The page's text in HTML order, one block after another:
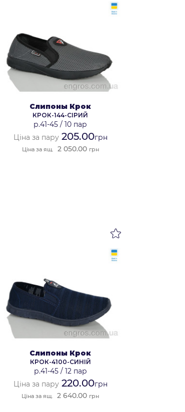
Слипоны Крок
КРОК-144-СІРИЙ
р.41-45 /10 пар
Ціна за пару205.00грн
Ціна за ящ. 2 050.00 грн
Слипоны Крок
КРОК-4100-СИНІЙ
р.41-45/ 12 пар
Ціна за пару220.00грн
Ціна за ящ. 2 640.00 грн